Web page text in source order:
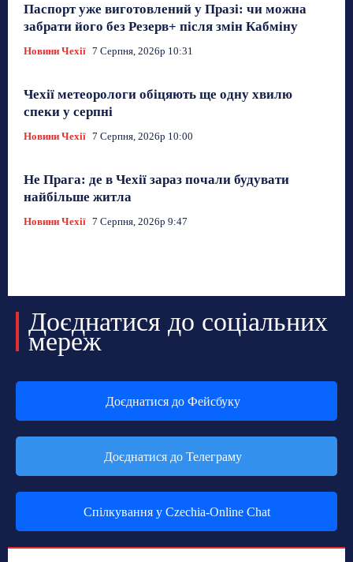
Паспорт уже виготовлений у Празі: чи можна
забрати його без Резерв+ після змін Кабміну
Новини Чехії 7 Серпня, 2026р 10:31
Чехії метеорологи обіцяють ще одну хвилю
спеки у серпні
Новини Чехії 7 Серпня, 2026р 10:00
Не Прага: де в Чехії зараз почали будувати
найбільше житла
Новини Чехії 7 Серпня, 2026р 9:47
Доєднатися до соціальних
мереж
Доєднатися до Фейсбуку
Доєднатися до Телеграму
Спілкування у Czechia-Online Chat